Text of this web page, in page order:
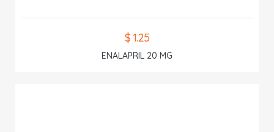
$ 1.25
ENALAPRIL 20 MG